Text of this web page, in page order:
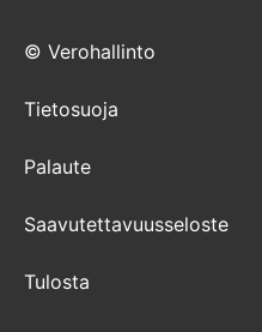
© Verohallinto
Tietosuoja
Palaute
Saavutettavuusseloste
Tulosta